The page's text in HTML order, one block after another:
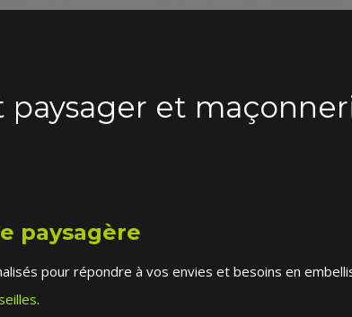
et
paysagère
pour répondre à vos envies et besoins en
.